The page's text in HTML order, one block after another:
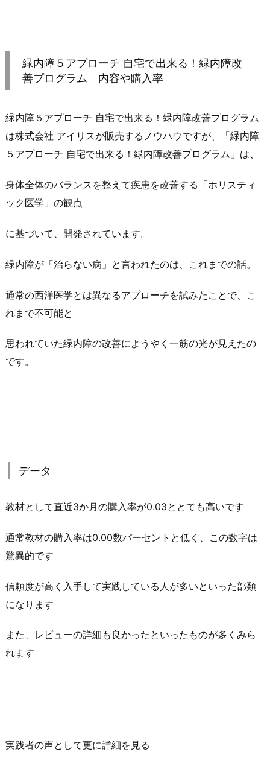
緑内障５アプローチ 自宅で出来る！緑内障改
善プログラム 内容や購入率
緑内障５アプローチ 自宅で出来る！緑内障改善プログラム
は株式会社 アイリスが販売するノウハウですが、「緑内障
５アプローチ 自宅で出来る！緑内障改善プログラム」は、
身体全体のバランスを整えて疾患を改善する「ホリスティ
ック医学」の観点
に基づいて、開発されています。
緑内障が「治らない病」と言われたのは、これまでの話。
通常の西洋医学とは異なるアプローチを試みたことで、こ
れまで不可能と
思われていた緑内障の改善にようやく一筋の光が見えたの
です。
データ
教材として直近3か月の購入率が0.03ととても高いです
通常教材の購入率は0.00数パーセントと低く、この数字は
驚異的です
信頼度が高く入手して実践している人が多いといった部類
になります
また、レビューの詳細も良かったといったものが多くみら
れます
実践者の声として更に詳細を見る